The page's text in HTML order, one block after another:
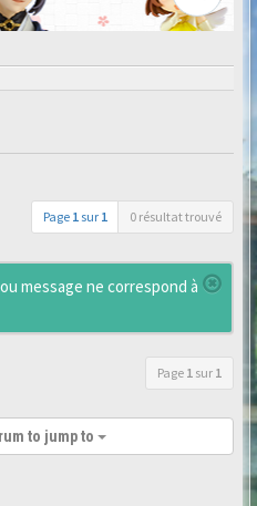
Page 1 sur 1 0 résultat trouvé
message ne correspond à
Page 1 sur 1
to jump to